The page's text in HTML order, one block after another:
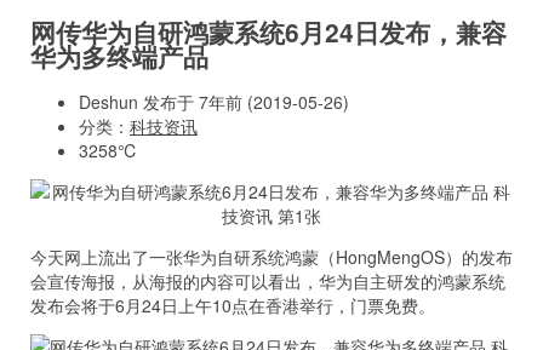
网传华为自研鸿蒙系统6月24日发布，兼容
华为多终端产品
Deshun 发布于 7年前 (2019-05-26)
分类： 科技资讯
3258℃
今天网上流出了一张华为自研系统鸿蒙（HongMengOS）的发布
会宣传海报，从海报的内容可以看出，华为自主研发的鸿蒙系统
发布会将于6月24日上午10点在香港举行，门票免费。